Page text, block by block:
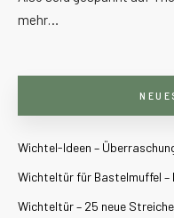
mehr…
Wichtel-Ideen –
Wichteltür für Bastelmuffel –
Wichteltür – 25 neue